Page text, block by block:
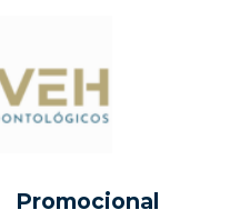
Promocional